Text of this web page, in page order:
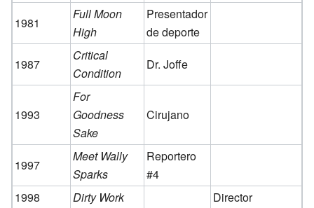
1981
Full Moon
High
Presentador
de deporte
1987
Critical
Condition
Dr. Joffe
1993
For
Goodness
Sake
Cirujano
1997
Meet Wally
Sparks
Reportero
#4
1998
Dirty Work Director